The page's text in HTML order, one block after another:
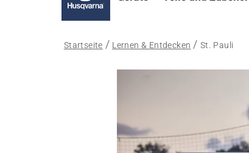
Startseite Lernen & Entdecken St. Pauli